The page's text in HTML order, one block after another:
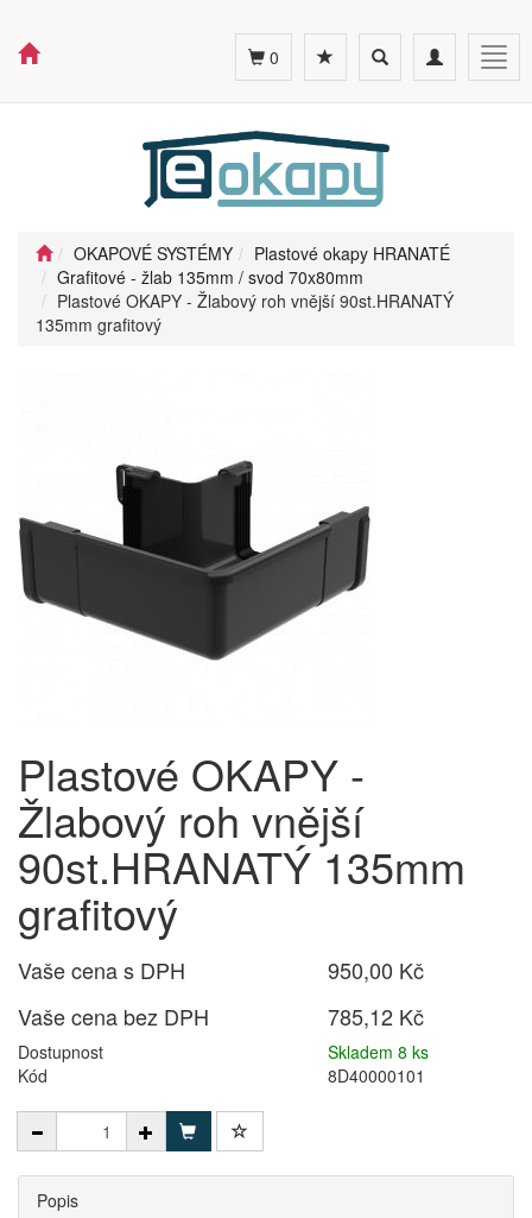
Toggle
navigation
Toggle
search
0
OKAPOVÉ SYSTÉMY
Plastové okapy HRANATÉ
Grafitové - žlab 135mm / svod 70x80mm
Plastové OKAPY - Žlabový roh vnější 90st.HRANATÝ
135mm grafitový
Plastové OKAPY -
Žlabový roh vnější
90st.HRANATÝ 135mm
grafitový
Vaše cena s DPH
950,00 Kč
Vaše cena bez DPH
785,12 Kč
Dostupnost
Skladem 8 ks
Kód
8D40000101
Popis